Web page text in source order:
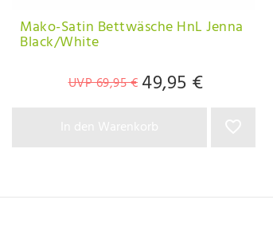
Mako-Satin Bettwäsche HnL Jenna
Black/White
UVP 69,95 € 49,95 €